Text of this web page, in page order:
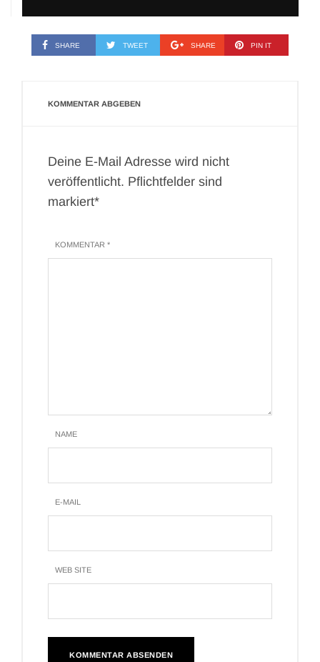
SHARE TWEET SHARE PIN IT
KOMMENTAR ABGEBEN
Deine E-Mail Adresse wird nicht
veröffentlicht. Pflichtfelder sind
markiert*
KOMMENTAR *
NAME
E-MAIL
WEB SITE